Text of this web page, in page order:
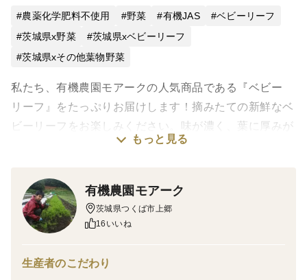
農薬化学肥料不使用 野菜 有機JAS
ベビーリーフ
茨城県x野菜
茨城県xベビーリーフ
茨城県xその他葉物野菜
私たち、有機農園モアークの人気商品である『ベビー
リーフ』をたっぷりお届けします！摘みたての新鮮なベ
ビーリーフをお楽しみください。味が濃く、葉に厚みが
あるのが、モアークのベビーリーフの特徴です。
他のお野菜や果物、チーズやナッツ等々、いろいろな材
料と合わせて、たっぷりのサラダをお楽しみください。
ベビーリーフです。
もっと見る
有機農園モアーク
茨城県つくば市上郷
16いいね
生産者のこだわり